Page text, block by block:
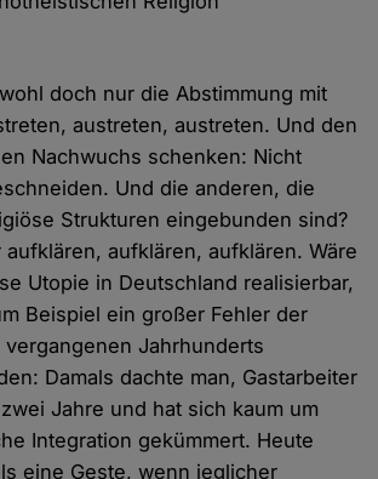
doch nur die Abstimmung mit
austreten, austreten. Und den
Nachwuchs schenken: Nicht
Und die anderen, die
Strukturen eingebunden sind?
aufklären, aufklären. Wäre
Utopie in Deutschland realisierbar,
Beispiel ein großer Fehler der
Jahrhunderts
Damals dachte man, Gastarbeiter
Jahre und hat sich kaum um
Integration gekümmert. Heute
eine Geste, wenn jeglicher